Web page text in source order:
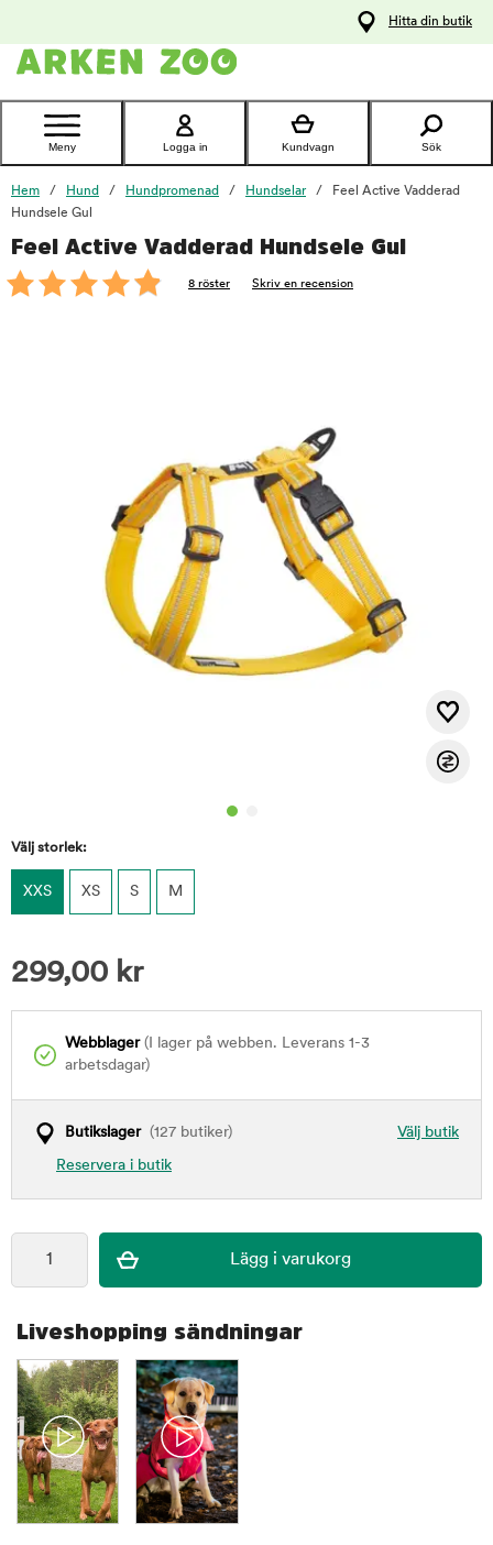
Kontakta
Hitta din butik
Meny Logga in Kundvagn Sök
Hem Hund Hundpromenad Hundselar
Feel Active Vadderad
Hundsele Gul
Feel Active Vadderad Hundsele Gul
8 röster Skriv en recension
Välj storlek:
XXS XS S M
299,00 kr
Webblager(I lager på webben. Leverans 1-3
arbetsdagar)
Välj butik
Butikslager(127 butiker)
Reservera i butik
foo
Liveshopping sändningar